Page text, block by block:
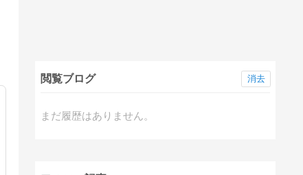
閲覧ブログ
まだ履歴はありません。
消去